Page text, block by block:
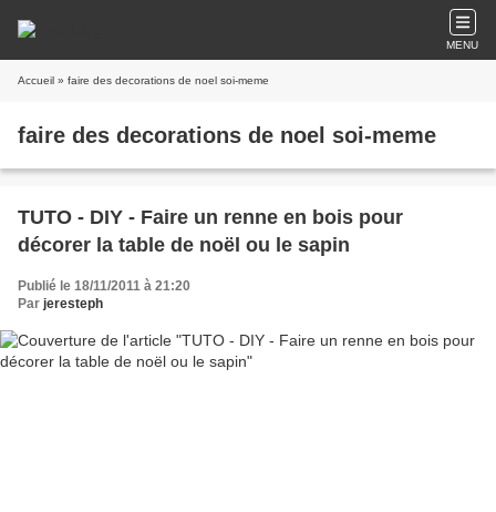
MENU
Accueil » faire des decorations de noel soi-meme
faire des decorations de noel soi-meme
TUTO - DIY - Faire un renne en bois pour
décorer la table de noël ou le sapin
Publié le 18/11/2011 à 21:20
Par jeresteph